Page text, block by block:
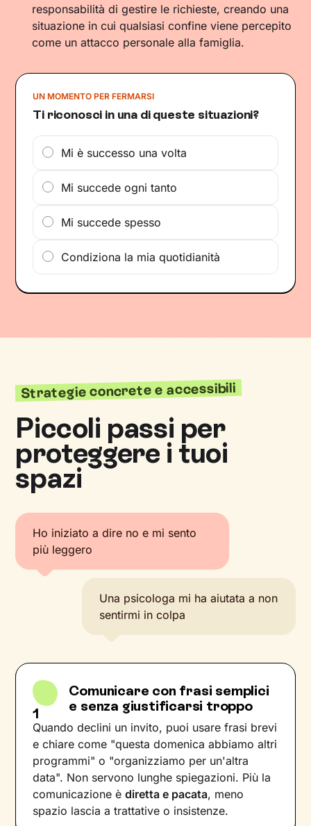
responsabilità di gestire le richieste, creando una
situazione in cui qualsiasi confine viene percepito
come un attacco personale alla famiglia.
UN MOMENTO PER FERMARSI
Ti riconosci in una di queste situazioni?
Mi è successo una volta
Mi succede ogni tanto
Mi succede spesso
Condiziona la mia quotidianità
Strategie concrete e accessibili
Piccoli passi per
proteggere i tuoi
spazi
Ho iniziato a dire no e mi sento
più leggero
Una psicologa mi ha aiutata a non
sentirmi in colpa
1
Comunicare con frasi semplici
e senza giustificarsi troppo
Quando declini un invito, puoi usare frasi brevi
e chiare come "questa domenica abbiamo altri
programmi" o "organizziamo per un'altra
data". Non servono lunghe spiegazioni. Più la
comunicazione èdiretta e pacata, meno
spazio lascia a trattative o insistenze.